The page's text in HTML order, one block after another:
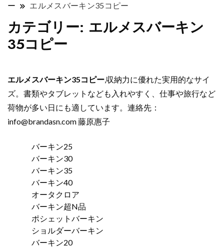
ー
エルメスバーキン35コピー
カテゴリー: エルメスバーキン
35コピー
エルメスバーキン35コピー,収納力に優れた実用的なサイ
ズ。書類やタブレットなども入れやすく、仕事や旅行など
荷物が多い日にも適しています。連絡先：
info@brandasn.com藤原惠子
バーキン25
バーキン30
バーキン35
バーキン40
オータクロア
バーキン超N品
ポシェットバーキン
ショルダーバーキン
バーキン20